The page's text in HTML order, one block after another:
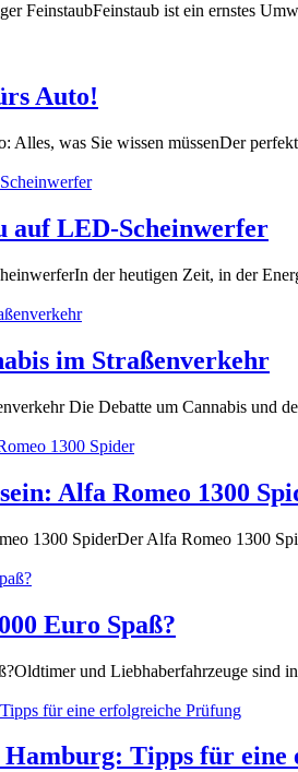
⁣FeinstaubFeinstaub ist ein ernstes
Auto!
Alles, was Sie wissen ⁣müssenDer
auf LED-Scheinwerfer
der heutigen Zeit, in der
im Straßenverkehr
Die ​Debatte um Cannabis und
Alfa Romeo 1300
1300 SpiderDer Alfa Romeo 1300
Euro Spaß?
und Liebhaberfahrzeuge sind
Tipps für eine